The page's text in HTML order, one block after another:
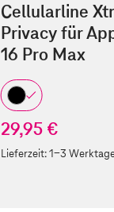
Cellularline
Privacy für
16 Pro Max
29,95 €
Lieferzeit:1-3